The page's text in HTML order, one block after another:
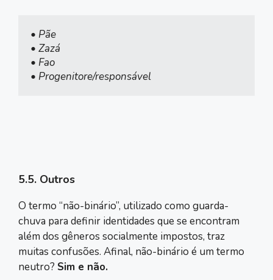
• Pãe
• Zazá
• Fao
• Progenitore/responsável
5.5. Outros
O termo “não-binário”, utilizado como guarda-
chuva para definir identidades que se encontram
além dos gêneros socialmente impostos, traz
muitas confusões. Afinal, não-binário é um termo
neutro? Sim e não.